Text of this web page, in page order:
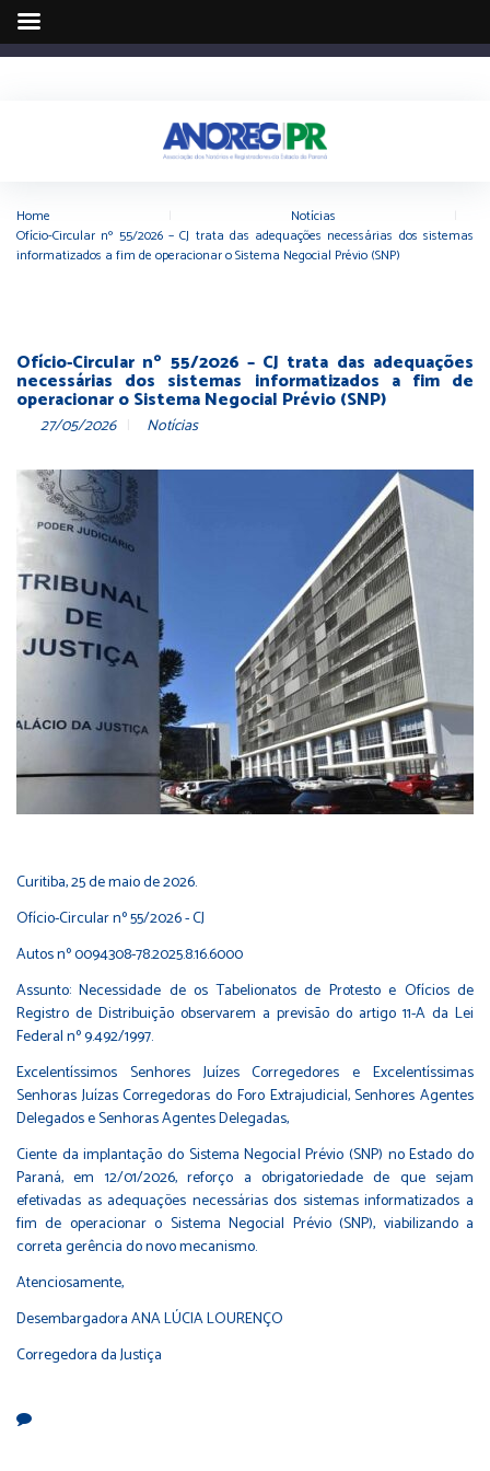
Home Notícias
Ofício-Circular nº 55/2026 – CJ trata das adequações necessárias dos sistemas
informatizados a fim de operacionar o Sistema Negocial Prévio (SNP)
Ofício-Circular nº 55/2026 – CJ trata das adequações
necessárias dos sistemas informatizados a fim de
operacionar o Sistema Negocial Prévio (SNP)
27/05/2026 Notícias
Curitiba, 25 de maio de 2026.
Ofício-Circular nº 55/2026 - CJ
Autos nº 0094308-78.2025.8.16.6000
Assunto: Necessidade de os Tabelionatos de Protesto e Ofícios de
Registro de Distribuição observarem a previsão do artigo 11-A da Lei
Federal nº 9.492/1997.
Excelentíssimos Senhores Juízes Corregedores e Excelentíssimas
Senhoras Juízas Corregedoras do Foro Extrajudicial, Senhores Agentes
Delegados e Senhoras Agentes Delegadas,
Ciente da implantação do Sistema Negocial Prévio (SNP) no Estado do
Paraná, em 12/01/2026, reforço a obrigatoriedade de que sejam
efetivadas as adequações necessárias dos sistemas informatizados a
fim de operacionar o Sistema Negocial Prévio (SNP), viabilizando a
correta gerência do novo mecanismo.
Atenciosamente,
Desembargadora ANA LÚCIA LOURENÇO
Corregedora da Justiça